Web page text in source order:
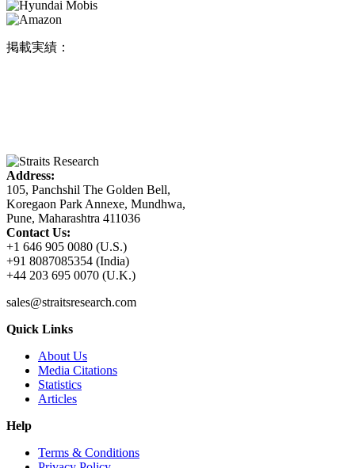
掲載実績：
Address:
105, Panchshil The Golden Bell,
Koregaon Park Annexe, Mundhwa,
Pune, Maharashtra 411036
Contact Us:
+1 646 905 0080 (U.S.)
+91 8087085354 (India)
+44 203 695 0070 (U.K.)
sales@straitsresearch.com
Quick Links
About Us
Media Citations
Statistics
Articles
Help
Terms & Conditions